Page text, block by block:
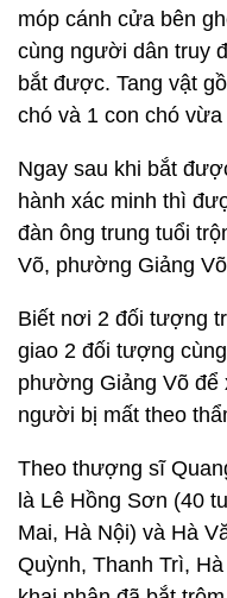
móp cánh cửa bên
cùng người dân truy
bắt được. Tang vật
chó và 1 con chó
Ngay sau khi bắt
hành xác minh thì
đàn ông trung tuổi
Võ, phường Giảng
Biết nơi 2 đối tượng
giao 2 đối tượng
phường Giảng Võ để
người bị mất theo
Theo thượng sĩ
là Lê Hồng Sơn (40
Mai, Hà Nội) và Hà
Quỳnh, Thanh Trì,